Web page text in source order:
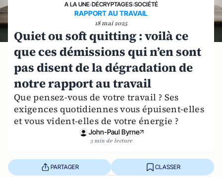
A LA UNE›DÉCRYPTAGES›SOCIÉTÉ
RAPPORT AU TRAVAIL
18 mai 2025
Quiet ou soft quitting : voilà ce
que ces démissions qui n’en sont
pas disent de la dégradation de
notre rapport au travail
Que pensez-vous de votre travail ? Ses
exigences quotidiennes vous épuisent-elles
et vous vident-elles de votre énergie ?
John-Paul Byrne
3 min de lecture
PARTAGER CLASSER